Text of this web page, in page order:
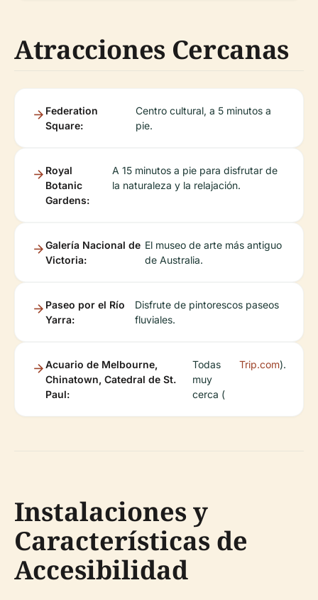
Atracciones Cercanas
Federation
Square:
Centro cultural, a 5 minutos a
pie.
Royal
Botanic
Gardens:
A 15 minutos a pie para disfrutar de
la naturaleza y la relajación.
Galería Nacional de
Victoria:
El museo de arte más antiguo
de Australia.
Paseo por el Río
Yarra:
Disfrute de pintorescos paseos
fluviales.
Acuario de Melbourne,
Chinatown, Catedral de St.
Paul:
Todas
muy
cerca (
Trip.com).
Instalaciones y
Características de
Accesibilidad